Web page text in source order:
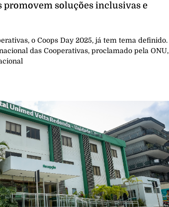
promovem soluções inclusivas e
o Coops Day 2025, já tem tema definido.
das Cooperativas, proclamado pela ONU,